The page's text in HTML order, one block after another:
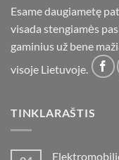
Esame daugiametę
visada stengiamės
gaminius už bene
visoje Lietuvoje.
TINKLARAŠTIS